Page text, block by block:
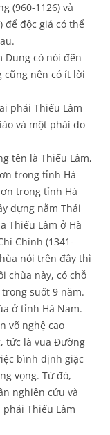
(960-1126) và
để độc giả có thể
Dung có nói đến
cũng nên có ít lời
phái Thiếu Lâm
và một phái do
tên là Thiếu Lâm,
trong tỉnh Hà
trong tỉnh Hà
dựng nằm Thái
Thiếu Lâm ở Hà
Chính (1341-
nói trên đây thì
chùa này, có chỗ
suốt 9 năm.
ở tỉnh Hà Nam.
võ nghệ cao
tức là vua Đường
bình định giặc
vọng. Từ đó,
nghiên cứu và
Thiếu Lâm